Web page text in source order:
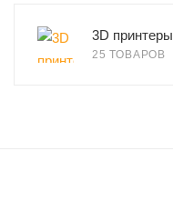
3D принтеры
25 ТОВАРОВ